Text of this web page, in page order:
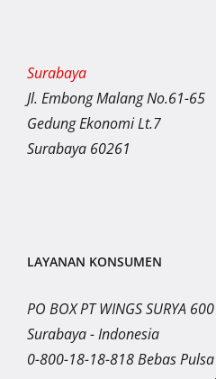
Surabaya
Jl. Embong Malang No.61-65
Gedung Ekonomi Lt.7
Surabaya 60261
LAYANAN KONSUMEN
PO BOX PT WINGS SURYA
Surabaya - Indonesia
0-800-18-18-818 Bebas Pulsa